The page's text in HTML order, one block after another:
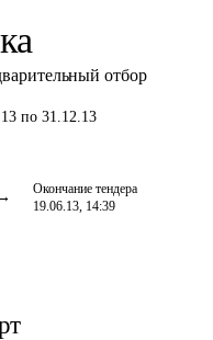
отбор
по 31.12.13
Окончание тендера
19.06.13, 14:39